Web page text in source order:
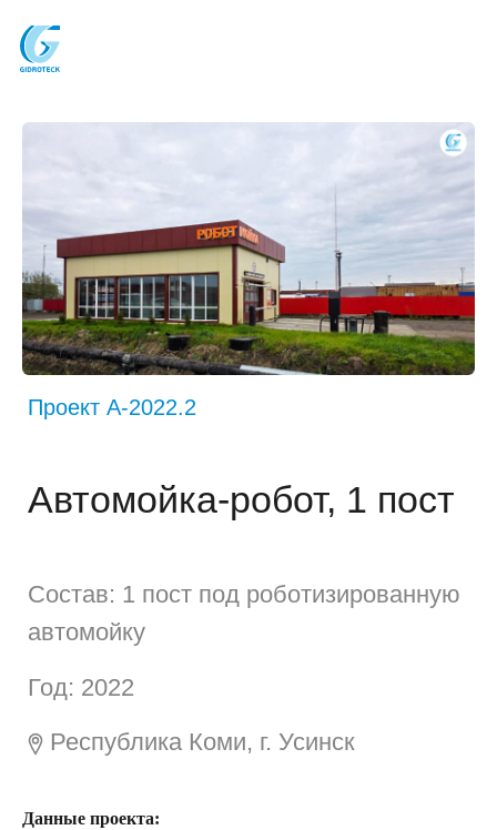
Автомойка-робот, 1 пост
Проект A-2022.2
Состав: 1 пост под роботизированную
Год: 2022
Данные проекта: